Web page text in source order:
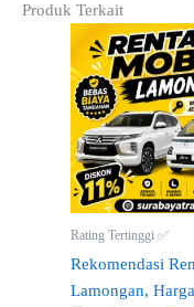
Produk Terkait
Rating Tertinggi ✅
Rekomendasi
Lamongan,